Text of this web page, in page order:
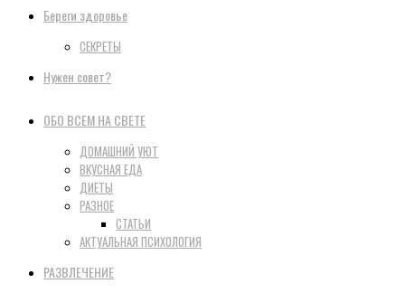
Береги здоровье
СЕКРЕТЫ
Нужен совет?
ОБО ВСЕМ НА СВЕТЕ
ДОМАШНИЙ УЮТ
ВКУСНАЯ ЕДА
ДИЕТЫ
РАЗНОЕ
СТАТЬИ
АКТУАЛЬНАЯ ПСИХОЛОГИЯ
РАЗВЛЕЧЕНИЕ